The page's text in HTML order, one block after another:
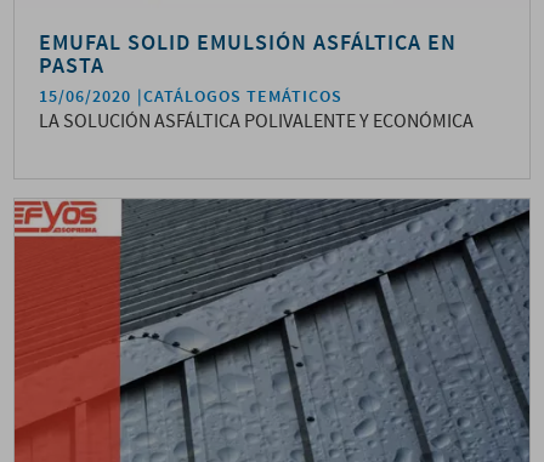
EMUFAL SOLID EMULSIÓN ASFÁLTICA EN
PASTA
15/06/2020 CATÁLOGOS TEMÁTICOS
LA SOLUCIÓN ASFÁLTICA POLIVALENTE Y ECONÓMICA